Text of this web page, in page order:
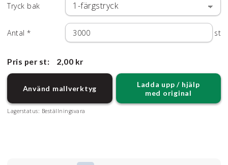
Tryck bak
Antal * st
Pris per st: 2,00 kr
Använd mallverktyg
Ladda upp / hjälp
med original
Lagerstatus: Beställningsvara